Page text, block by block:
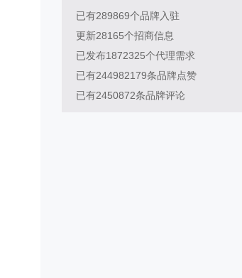
已有289869个品牌入驻
更新28165个招商信息
已发布1872325个代理需求
已有244982179条品牌点赞
已有2450872条品牌评论